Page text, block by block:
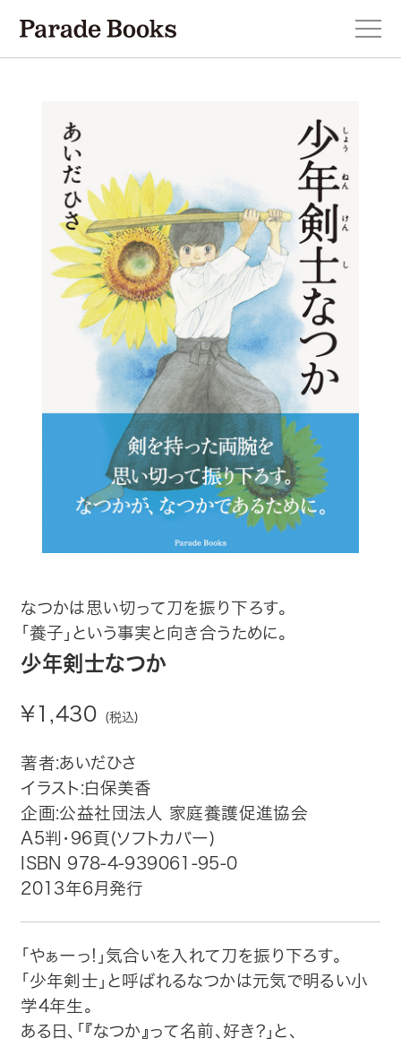
本を探す
新刊・近刊のお知らせ
おすすめ！この一冊。
エッセイ・詩・ノンフィクション
趣味・カルチャー
生活・健康
論文・学術書・参考書
絵本・児童書
ビジネス・経営・情報
社会・思想・哲学
ご案内
トップ
自費出版したい方
購入方法
お問い合わせ
なつかは思い切って刀を振り下ろす。
「養子」という事実と向き合うために。
少年剣士なつか
¥1,430 (税込)
著者:あいだひさ
イラスト:白保美香
企画:公益社団法人 家庭養護促進協会
A5判・96頁(ソフトカバー)
ISBN 978-4-939061-95-0
2013年6月発行
「やぁーっ!」気合いを入れて刀を振り下ろす。
「少年剣士」と呼ばれるなつかは元気で明るい小
学4年生。
ある日、「『なつか』って名前、好き?」と、